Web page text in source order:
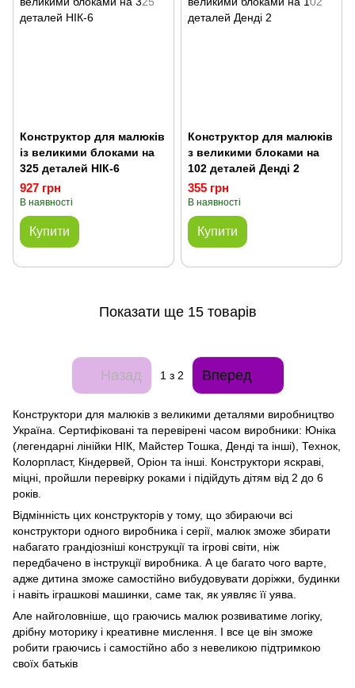
Конструктори для малюків з великими деталями виробництво
Україна. Сертифіковані та перевірені часом виробники: Юніка
(легендарні лінійки НІК, Майстер Тошка, Денді та інші), Технок,
Колорпласт, Кіндервей, Оріон та інші. Конструктори яскраві,
міцні, пройшли перевірку роками і підійдуть дітям від 2 до 6
років.
Відмінність цих конструкторів у тому, що збираючи всі
конструктори одного виробника і серії, малюк зможе збирати
набагато грандіозніші конструкції та ігрові світи, ніж
передбачено в інструкції виробника. А це багато чого варте,
адже дитина зможе самостійно вибудовувати доріжки, будинки
і навіть іграшкові машинки, саме так, як уявляє її уява.
Але найголовніше, що граючись малюк розвиватиме логіку,
дрібну моторику і креативне мислення. І все це він зможе
робити граючись і самостійно або з невеликою підтримкою
своїх батьків
Конструктор для малюків
із великими блоками на
325 деталей НІК-6
927 грн
В наявності
Купити
Конструктор для малюків
з великими блоками на
102 деталей Денді 2
355 грн
В наявності
Купити
Показати ще 15 товарів
Назад 1 з 2 Вперед